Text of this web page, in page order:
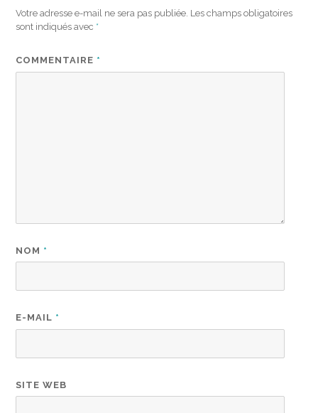
Votre adresse e-mail ne sera pas publiée. Les champs obligatoires
sont indiqués avec *
COMMENTAIRE *
NOM *
E-MAIL *
SITE WEB